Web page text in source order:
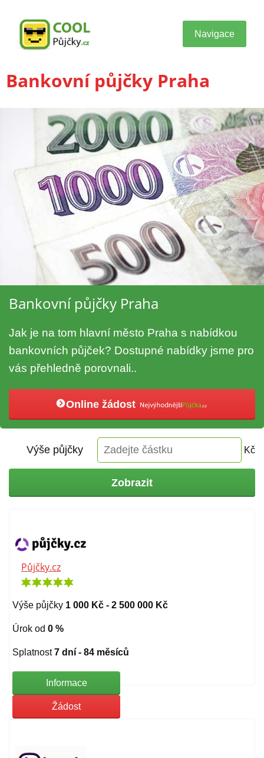
Navigace
Bankovní půjčky Praha
Bankovní půjčky Praha
Jak je na tom hlavní město Praha s nabídkou
bankovních půjček? Dostupné nabídky jsme pro
vás přehledně porovnali..
Online žádost
Výše půjčky Kč
Zobrazit
Půjčky.cz
Výše půjčky 1 000 Kč - 2 500 000 Kč
Úrok od 0 %
Splatnost 7 dní - 84 měsíců
Informace
Žádost